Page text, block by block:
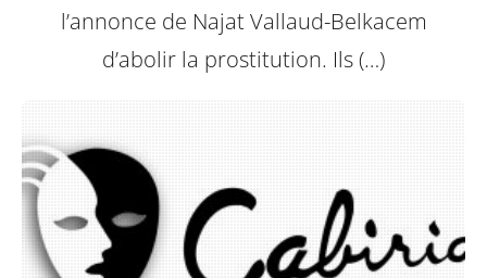
l’annonce de Najat Vallaud-Belkacem
d’abolir la prostitution. Ils (…)